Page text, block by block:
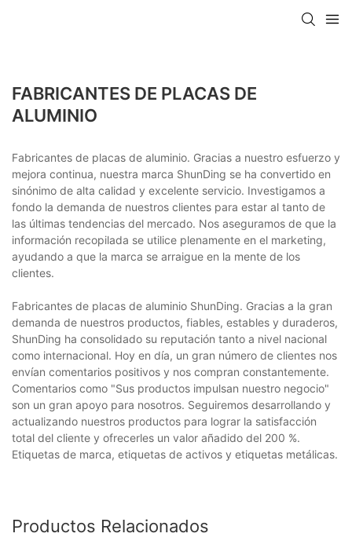
FABRICANTES DE PLACAS DE
ALUMINIO
Fabricantes de placas de aluminio. Gracias a nuestro esfuerzo y
mejora continua, nuestra marca ShunDing se ha convertido en
sinónimo de alta calidad y excelente servicio. Investigamos a
fondo la demanda de nuestros clientes para estar al tanto de
las últimas tendencias del mercado. Nos aseguramos de que la
información recopilada se utilice plenamente en el marketing,
ayudando a que la marca se arraigue en la mente de los
clientes.
Fabricantes de placas de aluminio ShunDing. Gracias a la gran
demanda de nuestros productos, fiables, estables y duraderos,
ShunDing ha consolidado su reputación tanto a nivel nacional
como internacional. Hoy en día, un gran número de clientes nos
envían comentarios positivos y nos compran constantemente.
Comentarios como "Sus productos impulsan nuestro negocio"
son un gran apoyo para nosotros. Seguiremos desarrollando y
actualizando nuestros productos para lograr la satisfacción
total del cliente y ofrecerles un valor añadido del 200 %.
Etiquetas de marca, etiquetas de activos y etiquetas metálicas.
Productos Relacionados